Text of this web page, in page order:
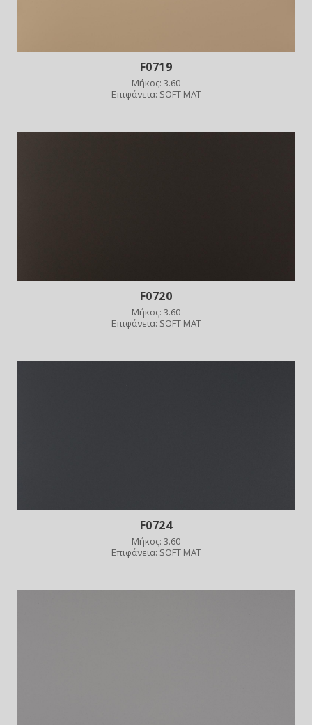
F0719
Μήκος: 3.60
Επιφάνεια: SOFT MAT
F0720
Μήκος: 3.60
Επιφάνεια: SOFT MAT
F0724
Μήκος: 3.60
Επιφάνεια: SOFT MAT